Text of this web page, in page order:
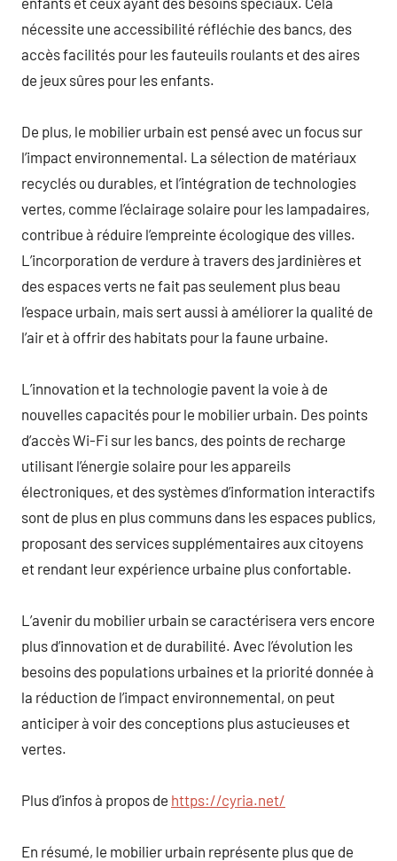
nécessite une accessibilité réfléchie des bancs, des
accès facilités pour les fauteuils roulants et des aires
de jeux sûres pour les enfants.
De plus, le mobilier urbain est pensé avec un focus sur
l’impact environnemental. La sélection de matériaux
recyclés ou durables, et l’intégration de technologies
vertes, comme l’éclairage solaire pour les lampadaires,
contribue à réduire l’empreinte écologique des villes.
L’incorporation de verdure à travers des jardinières et
des espaces verts ne fait pas seulement plus beau
l’espace urbain, mais sert aussi à améliorer la qualité de
l’air et à offrir des habitats pour la faune urbaine.
L’innovation et la technologie pavent la voie à de
nouvelles capacités pour le mobilier urbain. Des points
d’accès Wi-Fi sur les bancs, des points de recharge
utilisant l’énergie solaire pour les appareils
électroniques, et des systèmes d’information interactifs
sont de plus en plus communs dans les espaces publics,
proposant des services supplémentaires aux citoyens
et rendant leur expérience urbaine plus confortable.
L’avenir du mobilier urbain se caractérisera vers encore
plus d’innovation et de durabilité. Avec l’évolution les
besoins des populations urbaines et la priorité donnée à
la réduction de l’impact environnemental, on peut
anticiper à voir des conceptions plus astucieuses et
vertes.
Plus d’infos à propos de https://cyria.net/
En résumé, le mobilier urbain représente plus que de